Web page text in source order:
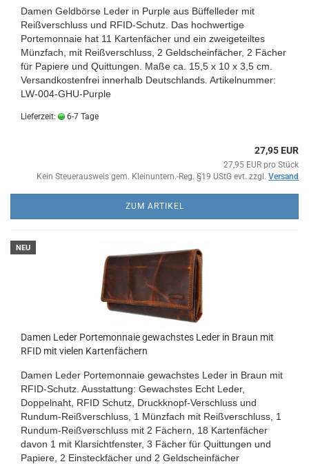
Damen Geldbörse Leder in Purple aus Büffelleder mit
Reißverschluss und RFID-Schutz. Das hochwertige
Portemonnaie hat 11 Kartenfächer und ein zweigeteiltes
Münzfach, mit Reißverschluss, 2 Geldscheinfächer, 2 Fächer
für Papiere und Quittungen. Maße ca. 15,5 x 10 x 3,5 cm.
Versandkostenfrei innerhalb Deutschlands. Artikelnummer:
LW-004-GHU-Purple
Lieferzeit: 6-7 Tage
27,95 EUR
27,95 EUR pro Stück
Kein Steuerausweis gem. Kleinuntern.-Reg. §19 UStG evt. zzgl. Versand
ZUM ARTIKEL
NEU
Damen Leder Portemonnaie gewachstes Leder in Braun mit
RFID mit vielen Kartenfächern
Damen Leder Portemonnaie gewachstes Leder in Braun mit
RFID-Schutz. Ausstattung: Gewachstes Echt Leder,
Doppelnaht, RFID Schutz, Druckknopf-Verschluss und
Rundum-Reißverschluss, 1 Münzfach mit Reißverschluss, 1
Rundum-Reißverschluss mit 2 Fächern, 18 Kartenfächer
davon 1 mit Klarsichtfenster, 3 Fächer für Quittungen und
Papiere, 2 Einsteckfächer und 2 Geldscheinfächer